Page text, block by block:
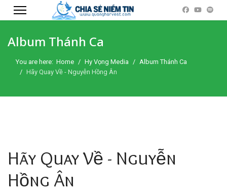
Album Thánh Ca
You are here: Home Hy Vọng Media
Album Thánh Ca
Hãy Quay Về - Nguyễn Hồng Ân
Hãy Quay Về - Nguyễn
Hồng Ân